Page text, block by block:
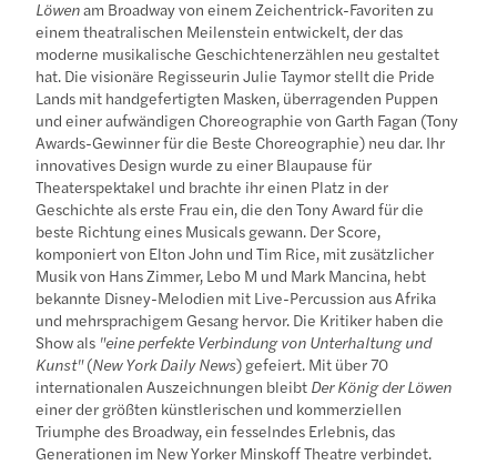
Löwenam Broadway von einem Zeichentrick-Favoriten zu
einem theatralischen Meilenstein entwickelt, der das
moderne musikalische Geschichtenerzählen neu gestaltet
hat. Die visionäre Regisseurin Julie Taymor stellt die Pride
Lands mit handgefertigten Masken, überragenden Puppen
und einer aufwändigen Choreographie von Garth Fagan (Tony
Awards-Gewinner für die Beste Choreographie) neu dar. Ihr
innovatives Design wurde zu einer Blaupause für
Theaterspektakel und brachte ihr einen Platz in der
Geschichte als erste Frau ein, die den Tony Award für die
beste Richtung eines Musicals gewann. Der Score,
komponiert von Elton John und Tim Rice, mit zusätzlicher
Musik von Hans Zimmer, Lebo M und Mark Mancina, hebt
bekannte Disney-Melodien mit Live-Percussion aus Afrika
und mehrsprachigem Gesang hervor. Die Kritiker haben die
Show als "eine perfekte Verbindung von Unterhaltung und
Kunst"(New York Daily News) gefeiert. Mit über 70
internationalen Auszeichnungen bleibt Der König der Löwen
einer der größten künstlerischen und kommerziellen
Triumphe des Broadway, ein fesselndes Erlebnis, das
Generationen im New Yorker Minskoff Theatre verbindet.